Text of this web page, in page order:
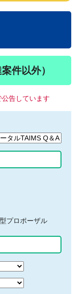
件以外）
公告しています
プロポーザル